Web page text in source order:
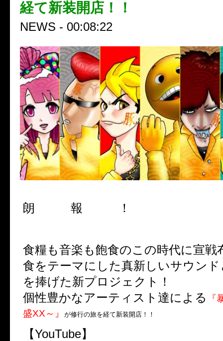
経て新装開店！！
NEWS - 00:08:22
朗 報 ！
食糧も音楽も飽食のこの時代に宣戦
食をテーマにした真新しいサウン
を捧げた新プロジェクト！
個性豊かなアーティスト達による
盛XX～』
が修行の旅を経て新装開店！！
【YouTube】